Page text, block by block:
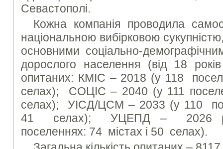
Севастополі.
Кожна компанія проводила
національною вибірковою
основними соціально-
дорослого населення (від 18
опитаних: КМІС – 2018 (у 118
селах); СОЦІС – 2040 (у 111
селах); УІСД/ЦСМ – 2033 (у 110
41 селах); УЦЕПД – 2026
поселеннях: 74 містах і 50 селах).